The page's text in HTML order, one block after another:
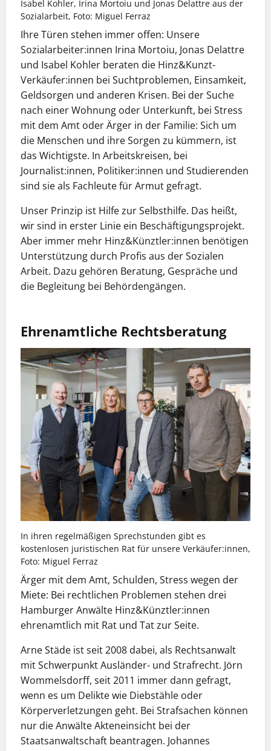
Isabel Kohler, Irina Mortoiu und Jonas Delattre aus der
Sozialarbeit, Foto: Miguel Ferraz
Ihre Türen stehen immer offen: Unsere
Sozialarbeiter:innen Irina Mortoiu, Jonas Delattre
und Isabel Kohler beraten die Hinz&Kunzt-
Verkäufer:innen bei Suchtproblemen, Einsamkeit,
Geldsorgen und anderen Krisen. Bei der Suche
nach einer Wohnung oder Unterkunft, bei Stress
mit dem Amt oder Ärger in der Familie: Sich um
die Menschen und ihre Sorgen zu kümmern, ist
das Wichtigste. In Arbeitskreisen, bei
Journalist:innen, Politiker:innen und Studierenden
sind sie als Fachleute für Armut gefragt.
Unser Prinzip ist Hilfe zur Selbsthilfe. Das heißt,
wir sind in erster Linie ein Beschäftigungsprojekt.
Aber immer mehr Hinz&Künztler:innen benötigen
Unterstützung durch Profis aus der Sozialen
Arbeit. Dazu gehören Beratung, Gespräche und
die Begleitung bei Behördengängen.
Ehrenamtliche Rechtsberatung
In ihren regelmäßigen Sprechstunden gibt es
kostenlosen juristischen Rat für unsere Verkäufer:innen,
Foto: Miguel Ferraz
Ärger mit dem Amt, Schulden, Stress wegen der
Miete: Bei rechtlichen Problemen stehen drei
Hamburger Anwälte Hinz&Künztler:innen
ehrenamtlich mit Rat und Tat zur Seite.
Arne Städe ist seit 2008 dabei, als Rechtsanwalt
mit Schwerpunkt Ausländer- und Strafrecht. Jörn
Wommelsdorff, seit 2011 immer dann gefragt,
wenn es um Delikte wie Diebstähle oder
Körperverletzungen geht. Bei Strafsachen können
nur die Anwälte Akteneinsicht bei der
Staatsanwaltschaft beantragen. Johannes